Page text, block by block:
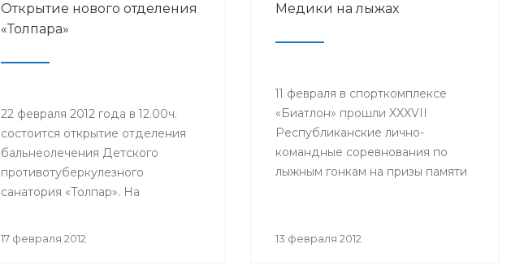
Открытие нового отделения
«Толпара»
22 февраля 2012 года в 12.00ч.
состоится открытие отделения
бальнеолечения Детского
противотуберкулезного
санатория «Толпар». На
примут участие заместитель
17 февраля 2012
Медики на лыжах
11 февраля в спорткомплексе
«Биатлон» прошли XXXVII
Республиканские лично-
командные соревнования по
лыжным гонкам на призы памяти
13 февраля 2012